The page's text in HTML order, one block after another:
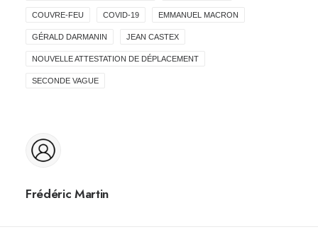
COUVRE-FEU COVID-19 EMMANUEL MACRON
GÉRALD DARMANIN JEAN CASTEX
NOUVELLE ATTESTATION DE DÉPLACEMENT
SECONDE VAGUE
Frédéric Martin